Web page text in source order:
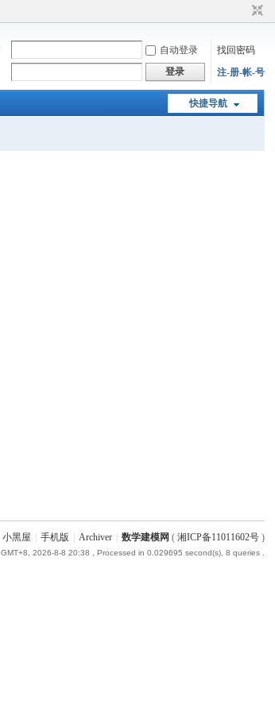
自动登录
找回密码
登录 注-册-帐-号
快捷导航
小黑屋 手机版 Archiver 数学建模网 ( 湘ICP备11011602号)
GMT+8, 2026-8-8 20:38 , Processed in 0.029695 second(s), 8 queries .